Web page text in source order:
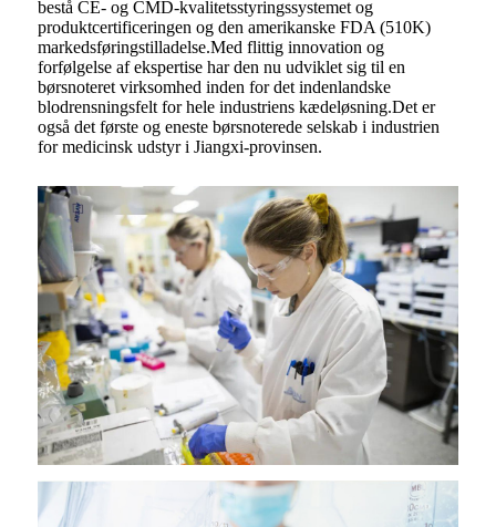
bestå CE- og CMD-kvalitetsstyringssystemet og
produktcertificeringen og den amerikanske FDA (510K)
markedsføringstilladelse.Med flittig innovation og
forfølgelse af ekspertise har den nu udviklet sig til en
børsnoteret virksomhed inden for det indenlandske
blodrensningsfelt for hele industriens kædeløsning.Det er
også det første og eneste børsnoterede selskab i industrien
for medicinsk udstyr i Jiangxi-provinsen.